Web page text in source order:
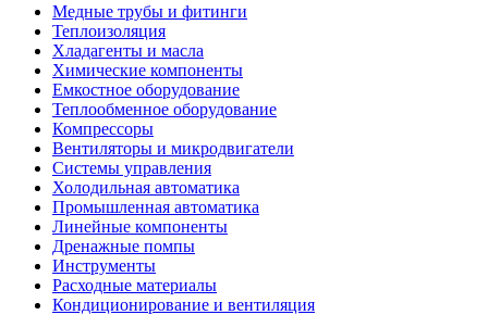
Медные трубы и фитинги
Теплоизоляция
Хладагенты и масла
Химические компоненты
Емкостное оборудование
Теплообменное оборудование
Компрессоры
Вентиляторы и микродвигатели
Системы управления
Холодильная автоматика
Промышленная автоматика
Линейные компоненты
Дренажные помпы
Инструменты
Расходные материалы
Кондиционирование и вентиляция